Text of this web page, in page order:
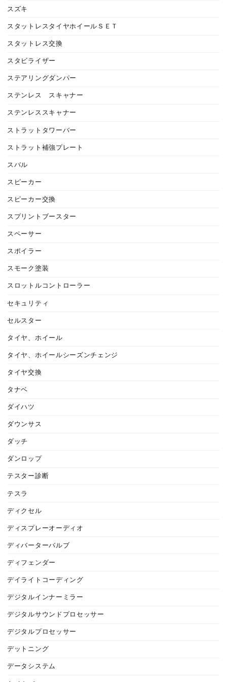
スズキ
スタットレスタイヤホイールＳＥＴ
スタットレス交換
スタビライザー
ステアリングダンパー
ステンレス スキャナー
ステンレススキャナー
ストラットタワーバー
ストラット補強プレート
スバル
スピーカー
スピーカー交換
スプリントブースター
スペーサー
スポイラー
スモーク塗装
スロットルコントローラー
セキュリティ
セルスター
タイヤ、ホイール
タイヤ、ホイールシーズンチェンジ
タイヤ交換
タナベ
ダイハツ
ダウンサス
ダッチ
ダンロップ
テスター診断
テスラ
ディクセル
ディスプレーオーディオ
ディバーターバルブ
ディフェンダー
デイライトコーディング
デジタルインナーミラー
デジタルサウンドプロセッサー
デジタルプロセッサー
デットニング
データシステム